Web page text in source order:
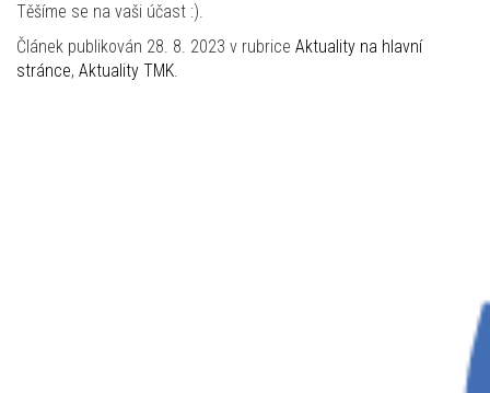
Těšíme se na vaši účast :).
Článek publikován 28. 8. 2023 v rubrice Aktuality na hlavní
stránce, Aktuality TMK.